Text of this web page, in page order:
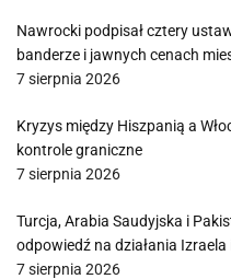
Nawrocki podpisał cztery
banderze i jawnych cenach
7 sierpnia 2026
Kryzys między Hiszpanią a
kontrole graniczne
7 sierpnia 2026
Turcja, Arabia Saudyjska i
odpowiedź na działania Izraela
7 sierpnia 2026